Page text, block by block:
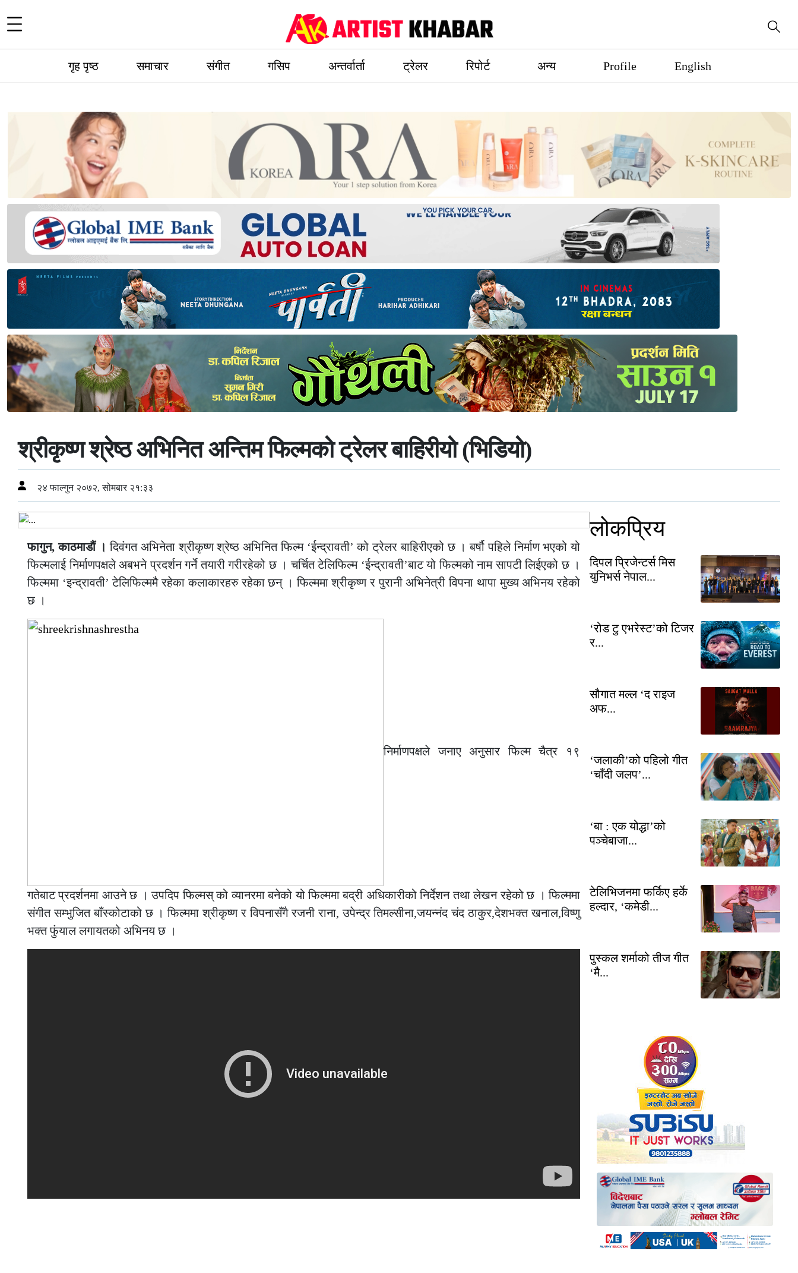
गृह पृष्ठ समाचार संगीत गसिप अन्तर्वार्ता ट्रेलर रिपोर्ट अन्य Profile English
श्रीकृष्ण श्रेष्ठ अभिनित अन्तिम फिल्मको ट्रेलर बाहिरीयो (भिडियो)
२४ फाल्गुन २०७२, सोमबार २१:३३
फागुन, काठमाडौं । दिवंगत अभिनेता श्रीकृष्ण श्रेष्ठ अभिनित फिल्म ‘ईन्द्रावती’ को ट्रेलर बाहिरीएको छ । बर्षौ पहिले निर्माण भएको यो
फिल्मलाई निर्माणपक्षले अबभने प्रदर्शन गर्ने तयारी गरीरहेको छ । चर्चित टेलिफिल्म ‘ईन्द्रावती’बाट यो फिल्मको नाम सापटी लिईएको छ ।
फिल्ममा ‘इन्द्रावती’ टेलिफिल्ममै रहेका कलाकारहरु रहेका छन् । फिल्ममा श्रीकृष्ण र पुरानी अभिनेत्री विपना थापा मुख्य अभिनय रहेको
छ ।
निर्माणपक्षले जनाए अनुसार फिल्म चैत्र १९
गतेबाट प्रदर्शनमा आउने छ । उपदिप फिल्मस् को व्यानरमा बनेको यो फिल्ममा बद्री अधिकारीको निर्देशन तथा लेखन रहेको छ । फिल्ममा
संगीत सम्भुजित बाँस्कोटाको छ । फिल्ममा श्रीकृष्ण र विपनासँगै रजनी राना, उपेन्द्र तिमल्सीना,जयन्नंद चंद ठाकुर,देशभक्त खनाल,विष्णु
भक्त फुंयाल लगायतको अभिनय छ ।
लोकप्रिय
दिपल प्रिजेन्टर्स मिस
युनिभर्स नेपाल...
‘रोड टु एभरेस्ट’को टिजर
र...
सौगात मल्ल ‘द राइज
अफ...
‘जलाकी’को पहिलो गीत
‘चाँदी जलप’...
‘बा : एक योद्धा’को
पञ्चेबाजा...
टेलिभिजनमा फर्किए हर्के
हल्दार, ‘कमेडी...
पुस्कल शर्माको तीज गीत
‘मै...